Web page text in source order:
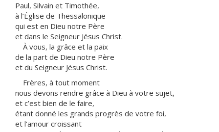
Paul, Silvain et Timothée,
à l’Église de Thessalonique
qui est en Dieu notre Père
et dans le Seigneur Jésus Christ.
À vous, la grâce et la paix
de la part de Dieu notre Père
et du Seigneur Jésus Christ.
Frères, à tout moment
nous devons rendre grâce à Dieu à votre sujet,
et c’est bien de le faire,
étant donné les grands progrès de votre foi,
et l’amour croissant